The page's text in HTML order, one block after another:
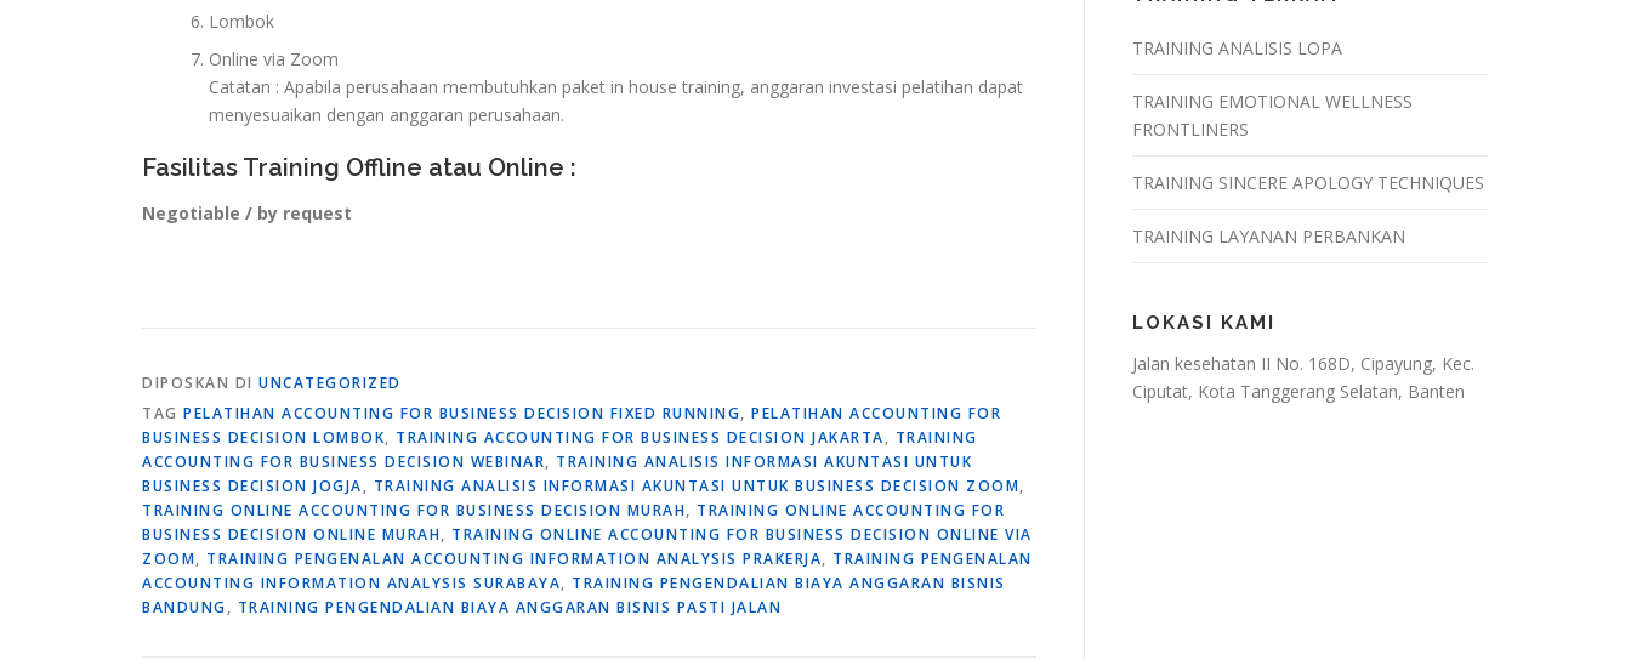
Lombok
Online via Zoom
Catatan : Apabila perusahaan membutuhkan paket in house training, anggaran investasi pelatihan dapat
menyesuaikan dengan anggaran perusahaan.
Fasilitas Training Offline atau Online :
Negotiable / by request
DIPOSKAN DI UNCATEGORIZED
TAG PELATIHAN ACCOUNTING FOR BUSINESS DECISION FIXED RUNNING, PELATIHAN ACCOUNTING FOR
BUSINESS DECISION LOMBOK, TRAINING ACCOUNTING FOR BUSINESS DECISION JAKARTA, TRAINING
ACCOUNTING FOR BUSINESS DECISION WEBINAR, TRAINING ANALISIS INFORMASI AKUNTASI UNTUK
BUSINESS DECISION JOGJA, TRAINING ANALISIS INFORMASI AKUNTASI UNTUK BUSINESS DECISION ZOOM,
TRAINING ONLINE ACCOUNTING FOR BUSINESS DECISION MURAH, TRAINING ONLINE ACCOUNTING FOR
BUSINESS DECISION ONLINE MURAH, TRAINING ONLINE ACCOUNTING FOR BUSINESS DECISION ONLINE VIA
ZOOM, TRAINING PENGENALAN ACCOUNTING INFORMATION ANALYSIS PRAKERJA, TRAINING PENGENALAN
ACCOUNTING INFORMATION ANALYSIS SURABAYA, TRAINING PENGENDALIAN BIAYA ANGGARAN BISNIS
BANDUNG, TRAINING PENGENDALIAN BIAYA ANGGARAN BISNIS PASTI JALAN
TRAINING ANALISIS LOPA
TRAINING EMOTIONAL WELLNESS
FRONTLINERS
TRAINING SINCERE APOLOGY TECHNIQUES
TRAINING LAYANAN PERBANKAN
LOKASI KAMI
Jalan kesehatan II No. 168D, Cipayung, Kec.
Ciputat, Kota Tanggerang Selatan, Banten